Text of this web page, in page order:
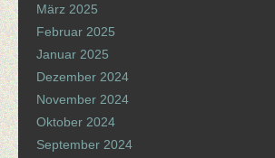
März 2025
Februar 2025
Januar 2025
Dezember 2024
November 2024
Oktober 2024
September 2024